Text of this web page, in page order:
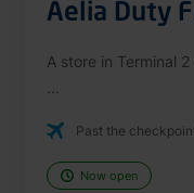
Aelia Duty
A store in Terminal
Past the
Now open